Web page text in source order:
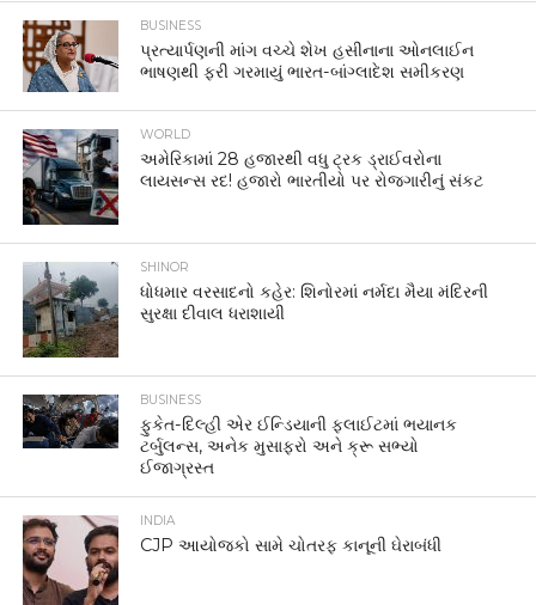
BUSINESS
પ્રત્યાર્પણની માંગ વચ્ચે શેખ હસીનાના ઓનલાઈન
ભાષણથી ફરી ગરમાયું ભારત-બાંગ્લાદેશ સમીકરણ
WORLD
અમેરિકામાં 28 હજારથી વધુ ટ્રક ડ્રાઈવરોના
લાયસન્સ રદ! હજારો ભારતીયો પર રોજગારીનું સંકટ
SHINOR
ધોધમાર વરસાદનો કહેર: શિનોરમાં નર્મદા મૈયા મંદિરની
સુરક્ષા દીવાલ ધરાશાયી
BUSINESS
ફુકેત-દિલ્હી એર ઈન્ડિયાની ફ્લાઈટમાં ભયાનક
ટર્બુલન્સ, અનેક મુસાફરો અને ક્રૂ સભ્યો
ઈજાગ્રસ્ત
INDIA
CJP આયોજકો સામે ચોતરફ કાનૂની ઘેરાબંધી